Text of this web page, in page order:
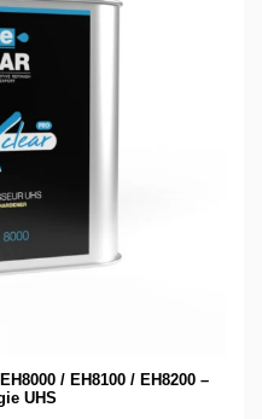
/ EH8100 / EH8200 –
UHS